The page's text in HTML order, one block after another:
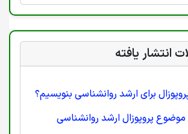
انتشار یافته
برای ارشد روانشناسی بنویسیم؟
پروپوزال ارشد روانشناسی